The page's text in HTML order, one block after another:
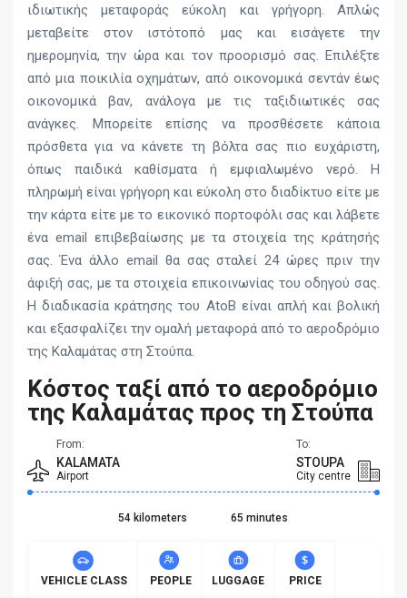
ιδιωτικής μεταφοράς εύκολη και γρήγορη. Απλώς
μεταβείτε στον ιστότοπό μας και εισάγετε την
ημερομηνία, την ώρα και τον προορισμό σας. Επιλέξτε
από μια ποικιλία οχημάτων, από οικονομικά σεντάν έως
οικονομικά βαν, ανάλογα με τις ταξιδιωτικές σας
ανάγκες. Μπορείτε επίσης να προσθέσετε κάποια
πρόσθετα για να κάνετε τη βόλτα σας πιο ευχάριστη,
όπως παιδικά καθίσματα ή εμφιαλωμένο νερό. Η
πληρωμή είναι γρήγορη και εύκολη στο διαδίκτυο είτε με
την κάρτα είτε με το εικονικό πορτοφόλι σας και λάβετε
ένα email επιβεβαίωσης με τα στοιχεία της κράτησής
σας. Ένα άλλο email θα σας σταλεί 24 ώρες πριν την
άφιξή σας, με τα στοιχεία επικοινωνίας του οδηγού σας.
Η διαδικασία κράτησης του AtoB είναι απλή και βολική
και εξασφαλίζει την ομαλή μεταφορά από το αεροδρόμιο
της Καλαμάτας στη Στούπα.
Κόστος ταξί από το αεροδρόμιο
της Καλαμάτας προς τη Στούπα
From:
KALAMATA
Airport
To:
STOUPA
City centre
54 kilometers 65 minutes
VEHICLE CLASS PEOPLE LUGGAGE PRICE